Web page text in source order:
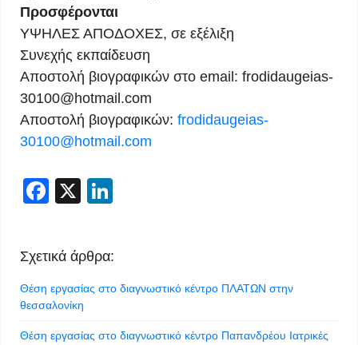
Προσφέρονται
ΥΨΗΛΕΣ ΑΠΟΔΟΧΕΣ, σε εξέλιξη
Συνεχής εκπαίδευση
Αποστολή βιογραφικών στο email: frodidaugeias-
30100@hotmail.com
Αποστολή βιογραφικών: frodidaugeias-
30100@hotmail.com
Facebook
X
Σχετικά άρθρα:
Θέση εργασίας στο διαγνωστικό κέντρο ΠΛΑΤΩΝ στην
θεσσαλονίκη
Θέση εργασίας στο διαγνωστικό κέντρο Παπανδρέου Ιατρικές